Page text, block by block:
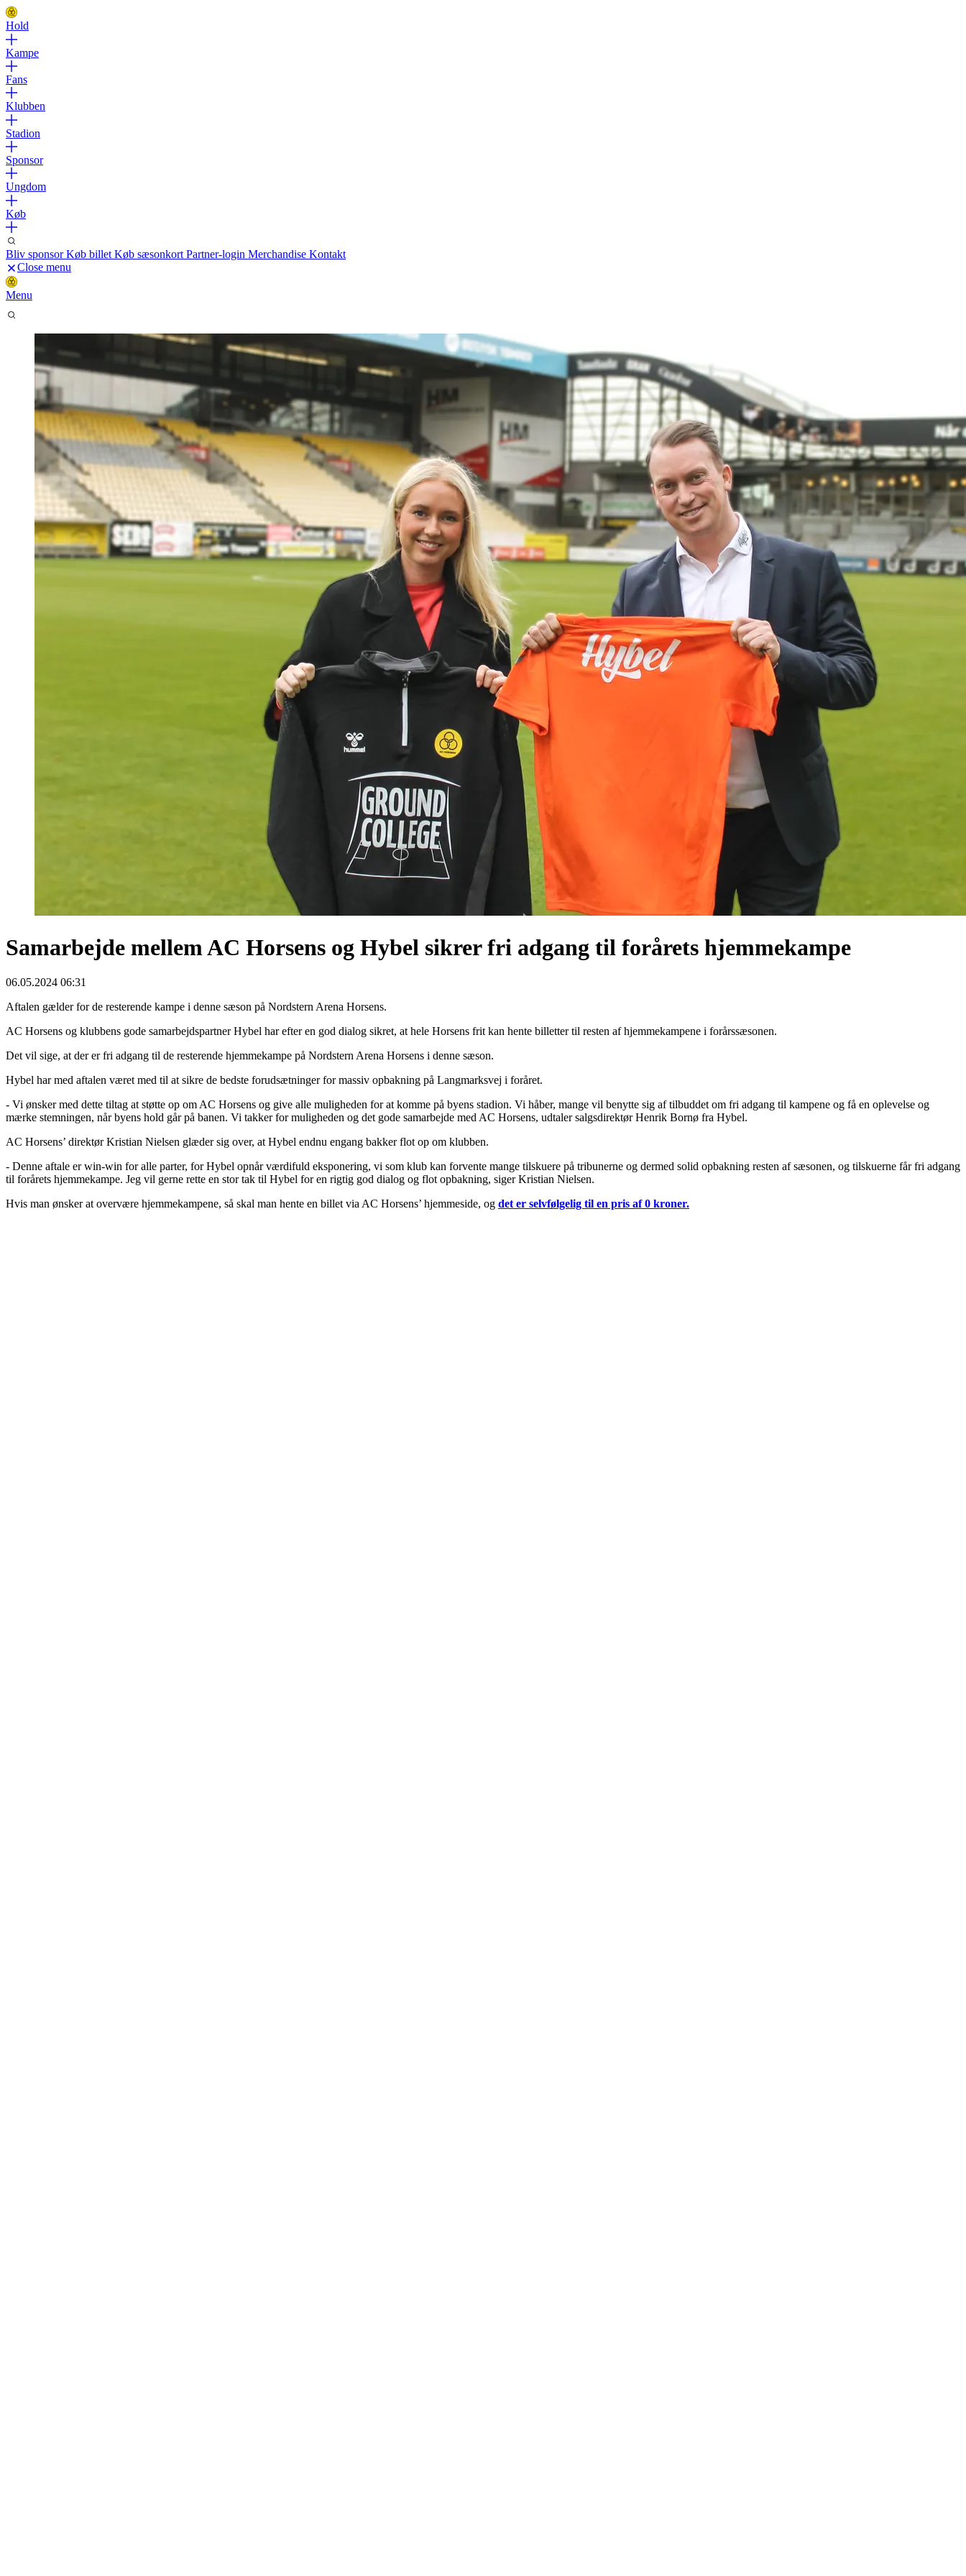
Hold
Kampe
Fans
Klubben
Stadion
Sponsor
Ungdom
Køb
Bliv sponsorKøb billet Køb sæsonkort Partner-login Merchandise Kontakt
Close menu
Menu
Samarbejde mellem AC Horsens og Hybel sikrer fri adgang til forårets hjemmekampe
06.05.2024 06:31
Aftalen gælder for de resterende kampe i denne sæson på Nordstern Arena Horsens.
AC Horsens og klubbens gode samarbejdspartner Hybel har efter en god dialog sikret, at hele Horsens frit kan hente billetter til resten af hjemmekampene i forårssæsonen.
Det vil sige, at der er fri adgang til de resterende hjemmekampe på Nordstern Arena Horsens i denne sæson.
Hybel har med aftalen været med til at sikre de bedste forudsætninger for massiv opbakning på Langmarksvej i foråret.
- Vi ønsker med dette tiltag at støtte op om AC Horsens og give alle muligheden for at komme på byens stadion. Vi håber, mange vil benytte sig af tilbuddet om fri adgang til kampene og få en oplevelse og
mærke stemningen, når byens hold går på banen. Vi takker for muligheden og det gode samarbejde med AC Horsens, udtaler salgsdirektør Henrik Bornø fra Hybel.
AC Horsens’ direktør Kristian Nielsen glæder sig over, at Hybel endnu engang bakker flot op om klubben.
- Denne aftale er win-win for alle parter, for Hybel opnår værdifuld eksponering, vi som klub kan forvente mange tilskuere på tribunerne og dermed solid opbakning resten af sæsonen, og tilskuerne får fri adgang
til forårets hjemmekampe. Jeg vil gerne rette en stor tak til Hybel for en rigtig god dialog og flot opbakning, siger Kristian Nielsen.
Hvis man ønsker at overvære hjemmekampene, så skal man hente en billet via AC Horsens’ hjemmeside, og det er selvfølgelig til en pris af 0 kroner.